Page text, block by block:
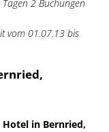
2 Buchungen
vom 01.07.13 bis
in Bernried,